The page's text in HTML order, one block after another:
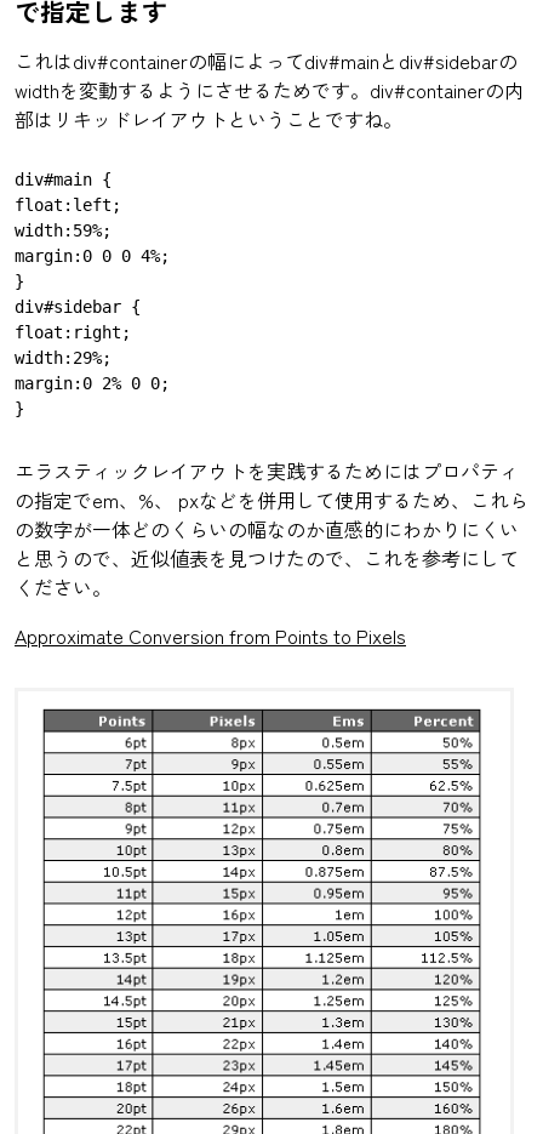
で指定します
これはdiv#containerの幅によってdiv#mainとdiv#sidebarの
widthを変動するようにさせるためです。div#containerの内
部はリキッドレイアウトということですね。
div#main {
float:left;
width:59%;
margin:0 0 0 4%;
}
div#sidebar {
float:right;
width:29%;
margin:0 2% 0 0;
エラスティックレイアウトを実践するためにはプロパティ
の指定でem、%、 pxなどを併用して使用するため、これら
の数字が一体どのくらいの幅なのか直感的にわかりにくい
と思うので、近似値表を見つけたので、これを参考にして
ください。
Approximate Conversion from Points to Pixels